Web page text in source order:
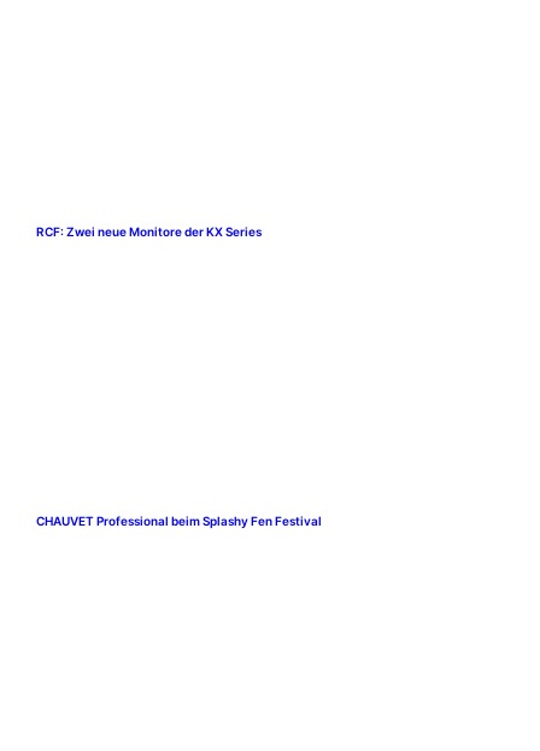
RCF: Zwei neue Monitore der KX Series
CHAUVET Professional beim Splashy Fen Festival